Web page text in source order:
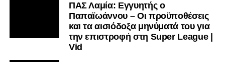
ΠΑΣ Λαμία: Εγγυητής ο
Παπαϊωάννου – Οι προϋποθέσεις
και τα αισιόδοξα μηνύματά του για
την επιστροφή στη Super League |
Vid